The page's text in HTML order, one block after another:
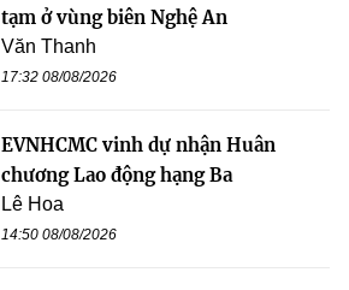
tạm ở vùng biên Nghệ An
Văn Thanh
17:32 08/08/2026
EVNHCMC vinh dự nhận Huân
chương Lao động hạng Ba
Lê Hoa
14:50 08/08/2026